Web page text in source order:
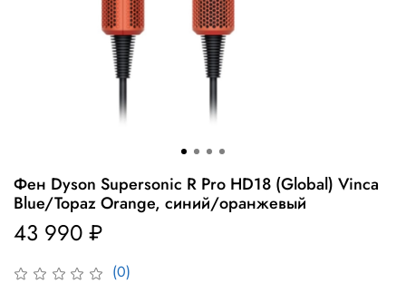
(0)
Фен Dyson Supersonic R Pro HD18 (Global) Vinca
Blue/Topaz Orange, синий/оранжевый
43 990 ₽